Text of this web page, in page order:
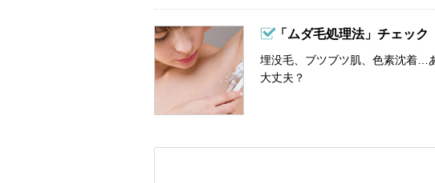
「ムダ毛処理法」チェック
埋没毛、ブツブツ肌、色素沈着…
大丈夫？